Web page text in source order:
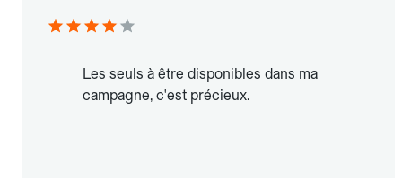
Les seuls à être disponibles dans ma
campagne, c'est précieux.